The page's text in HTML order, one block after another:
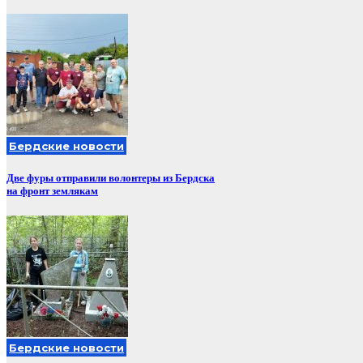
Бердские новости
Две фуры отправили волонтеры из Бердска
на фронт землякам
Бердские новости